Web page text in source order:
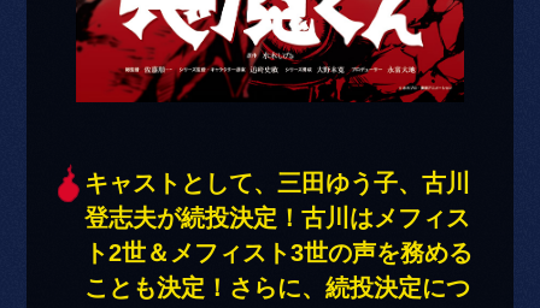
キャストとして、三田ゆう子、古川
登志夫が続投決定！古川はメフィス
ト2世＆メフィスト3世の声を務める
ことも決定！さらに、続投決定につ